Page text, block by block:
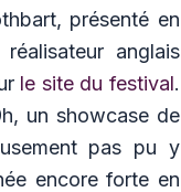
présenté en
anglais
le site du festival.
un showcase de
pas pu y
encore forte en